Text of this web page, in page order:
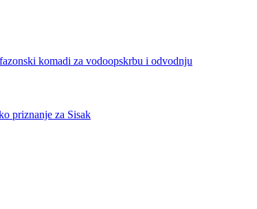
komadi za vodoopskrbu i odvodnju
priznanje za Sisak